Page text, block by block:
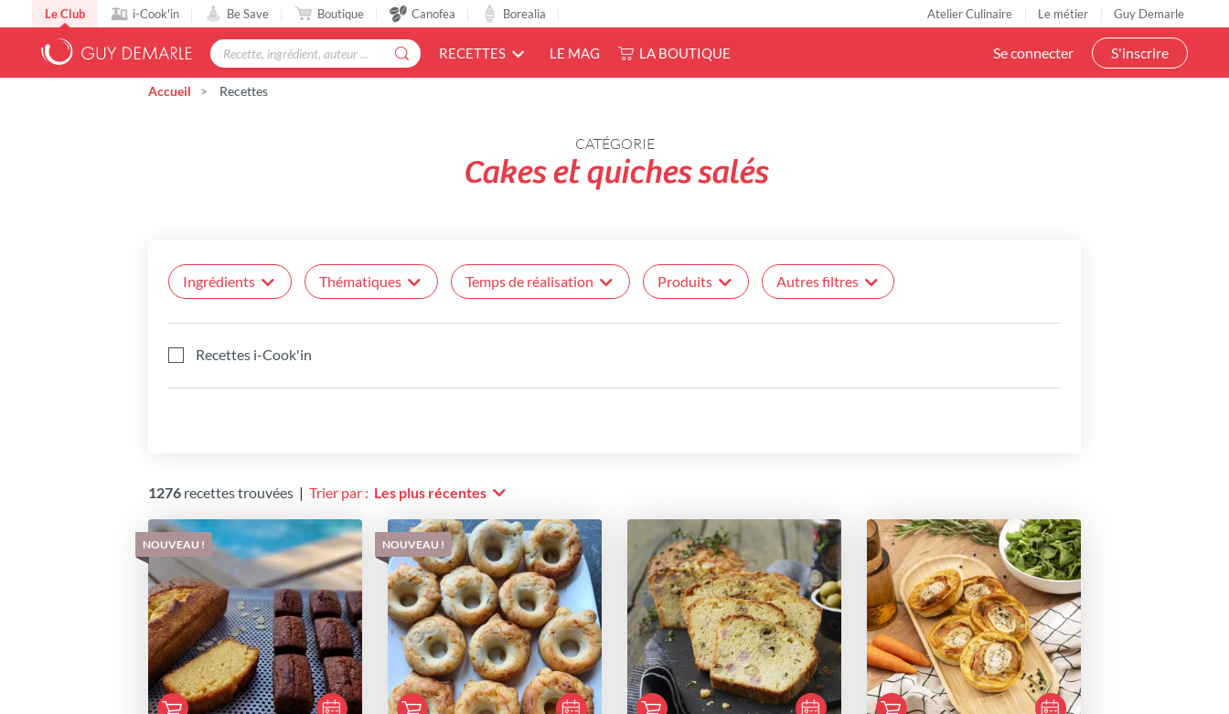
Le Club i-Cook'in Be Save Boutique Canofea Borealia Atelier Culinaire Le métier Guy Demarle
RECETTES LE MAG LA BOUTIQUE Se connecter S'inscrire
Accueil Recettes
CATÉGORIE
Cakes et quiches salés
Ingrédients Thématiques Temps de réalisation Produits Autres filtres
Recettes i-Cook'in
1276 recettes trouvées | Trier par : Les plus récentes
NOUVEAU ! NOUVEAU !